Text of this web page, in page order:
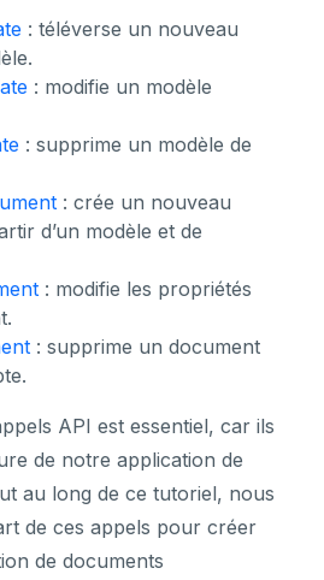
: téléverse un nouveau
: modifie un modèle
: supprime un modèle de
: crée un nouveau
d’un modèle et de
: modifie les propriétés
: supprime un document
API est essentiel, car ils
de notre application de
au long de ce tutoriel, nous
de ces appels pour créer
de documents